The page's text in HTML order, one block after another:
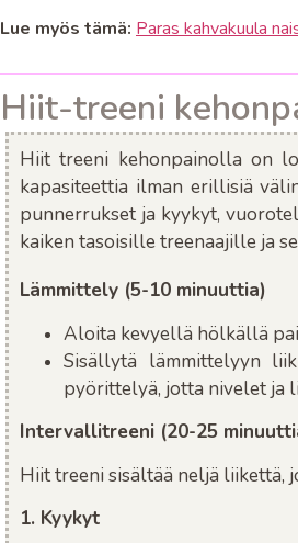
Lue myös tämä: Paras kahvakuula
Hiit-treeni
Hiit treeni kehonpainolla on
kapasiteettia ilman erillisiä
punnerrukset ja kyykyt,
kaiken tasoisille treenaajille ja
Lämmittely (5-10 minuuttia)
Aloita kevyellä hölkällä
Sisällytä lämmittelyyn
pyörittelyä, jotta nivelet ja
Intervallitreeni (20-25
Hiit treeni sisältää neljä liikettä,
1. Kyykyt